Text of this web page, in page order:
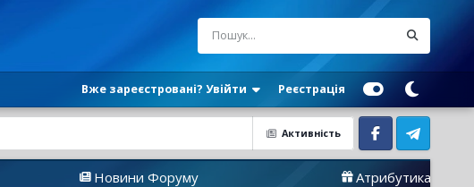
Вже зареєстровані? Увійти Реєстрація
Активність
Facebook Telegram
Новини Форуму Атрибутика